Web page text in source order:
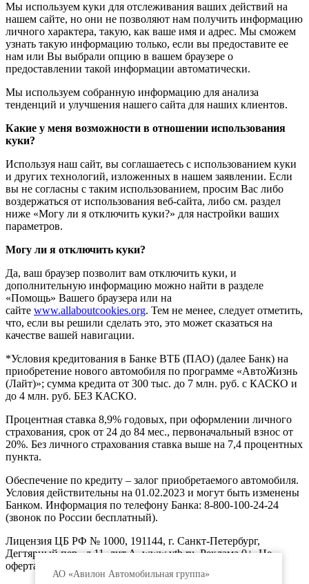
АО «Авилон Автомобильная группа»
Мы используем куки для отслеживания ваших действий на
нашем сайте, но они не позволяют нам получить информацию
личного характера, такую, как ваше имя и адрес. Мы сможем
узнать такую информацию только, если вы предоставите ее
нам или Вы выбрали опцию в вашем браузере о
предоставлении такой информации автоматически.
Мы используем собранную информацию для анализа
тенденций и улучшения нашего сайта для наших клиентов.
Какие у меня возможности в отношении использования
куки?
Используя наш сайт, вы соглашаетесь с использованием куки
и других технологий, изложенных в нашем заявлении. Если
вы не согласны с таким использованием, просим Вас либо
воздержаться от использования веб-сайта, либо см. раздел
ниже «Могу ли я отключить куки?» для настройки ваших
параметров.
Могу ли я отключить куки?
Да, ваш браузер позволит вам отключить куки, и
дополнительную информацию можно найти в разделе
«Помощь» Вашего браузера или на
сайте www.allaboutcookies.org. Тем не менее, следует отметить,
что, если вы решили сделать это, это может сказаться на
качестве вашей навигации.
*Условия кредитования в Банке ВТБ (ПАО) (далее Банк) на
приобретение нового автомобиля по программе «АвтоЖизнь
(Лайт)»; сумма кредита от 300 тыс. до 7 млн. руб. с КАСКО и
до 4 млн. руб. БЕЗ КАСКО.
Процентная ставка 8,9% годовых, при оформлении личного
страхования, срок от 24 до 84 мес., первоначальный взнос от
20%. Без личного страхования ставка выше на 7,4 процентных
пункта.
Обеспечение по кредиту – залог приобретаемого автомобиля.
Условия действительны на 01.02.2023 и могут быть изменены
Банком. Информация по телефону Банка: 8-800-100-24-24
(звонок по России бесплатный).
Лицензия ЦБ РФ № 1000, 191144, г. Санкт-Петербург,
Дегтярный пер., д.11, лит.А. www.vtb.ru. Реклама 0+. Не
оферта.